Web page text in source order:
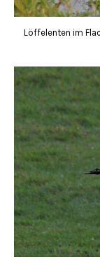
Löffelenten im